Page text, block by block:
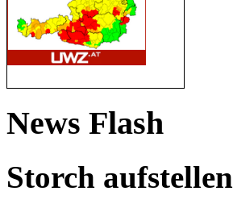
News Flash
Storch aufstellen